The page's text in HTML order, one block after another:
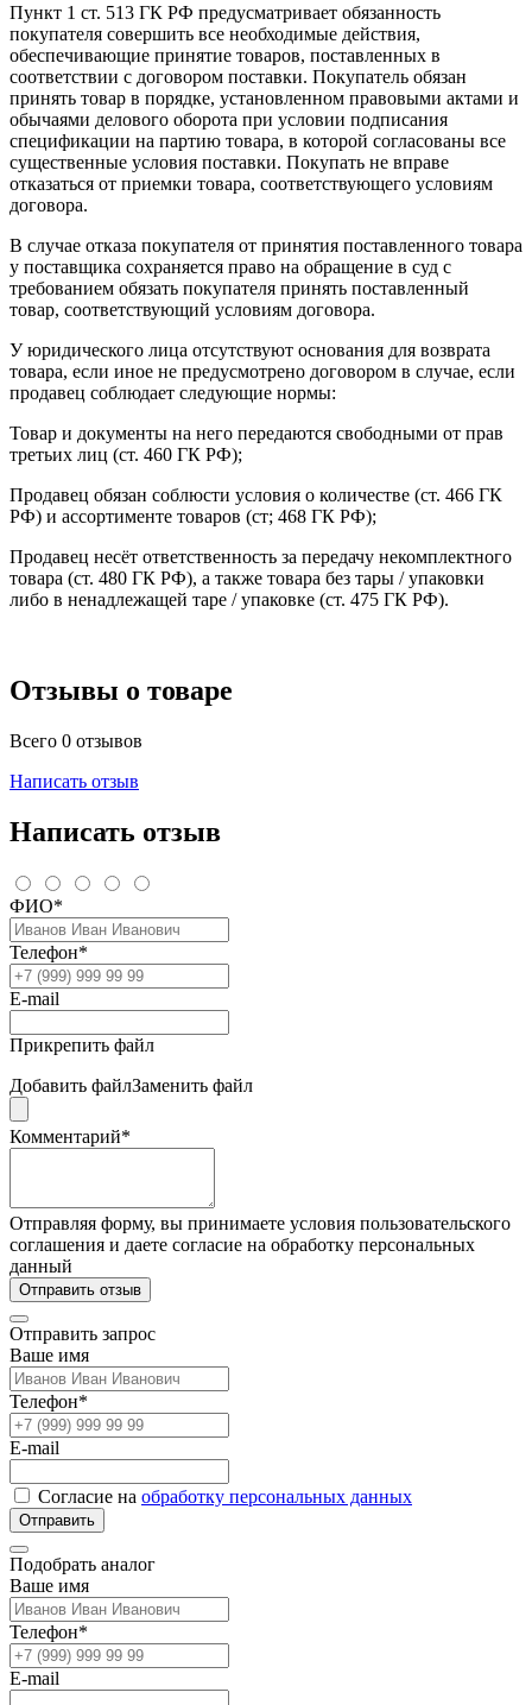
Пункт 1 ст. 513 ГК РФ предусматривает обязанность
покупателя совершить все необходимые действия,
обеспечивающие принятие товаров, поставленных в
соответствии с договором поставки. Покупатель обязан
принять товар в порядке, установленном правовыми актами и
обычаями делового оборота при условии подписания
спецификации на партию товара, в которой согласованы все
существенные условия поставки. Покупать не вправе
отказаться от приемки товара, соответствующего условиям
договора.
В случае отказа покупателя от принятия поставленного товара
у поставщика сохраняется право на обращение в суд с
требованием обязать покупателя принять поставленный
товар, соответствующий условиям договора.
У юридического лица отсутствуют основания для возврата
товара, если иное не предусмотрено договором в случае, если
продавец соблюдает следующие нормы:
Товар и документы на него передаются свободными от прав
третьих лиц (ст. 460 ГК РФ);
Продавец обязан соблюсти условия о количестве (ст. 466 ГК
РФ) и ассортименте товаров (ст; 468 ГК РФ);
Продавец несёт ответственность за передачу некомплектного
товара (ст. 480 ГК РФ), а также товара без тары / упаковки
либо в ненадлежащей таре / упаковке (ст. 475 ГК РФ).
Отзывы о товаре
Всего 0 отзывов
Написать отзыв
Написать отзыв
ФИО*
Телефон*
E-mail
Прикрепить файл
Добавить файлЗаменить файл
Комментарий*
Отправляя форму, вы принимаете условия пользовательского
соглашения и даете согласие на обработку персональных
данный
Отправить отзыв
Отправить запрос
Ваше имя
Телефон*
E-mail
Согласие на обработку персональных данных
Отправить
Подобрать аналог
Ваше имя
Телефон*
E-mail